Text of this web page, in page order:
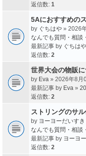
返信数: 1
5Aにおすすめの
by ぐちはや » 2026
なんでも質問・相談
最新記事 by ぐちはや
返信数: 2
世界大会の物販
by Eva » 2026年8月
最新記事 by Eva »
返信数: 2
ストリングのサ
by ヨーヨーだいすき
なんでも質問・相談
最新記事 by ヨーヨ
返信数: 2